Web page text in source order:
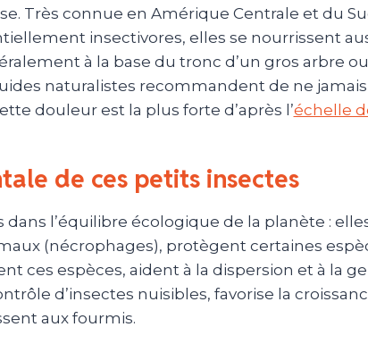
Très connue en Amérique Centrale et du
insectivores, elles se nourrissent
à la base du tronc d’un gros arbre
naturalistes recommandent de ne
douleur est la plus forte d’après l’échelle
de ces petits insectes
l’équilibre écologique de la planète :
(nécrophages), protègent certaines
ces espèces, aident à la dispersion et à la
d’insectes nuisibles, favorise la
aux fourmis.